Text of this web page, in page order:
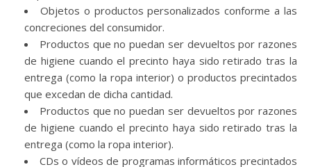
Objetos o productos personalizados conforme a las
concreciones del consumidor.
Productos que no puedan ser devueltos por razones
de higiene cuando el precinto haya sido retirado tras la
entrega (como la ropa interior) o productos precintados
que excedan de dicha cantidad.
Productos que no puedan ser devueltos por razones
de higiene cuando el precinto haya sido retirado tras la
entrega (como la ropa interior).
CDs o vídeos de programas informáticos precintados